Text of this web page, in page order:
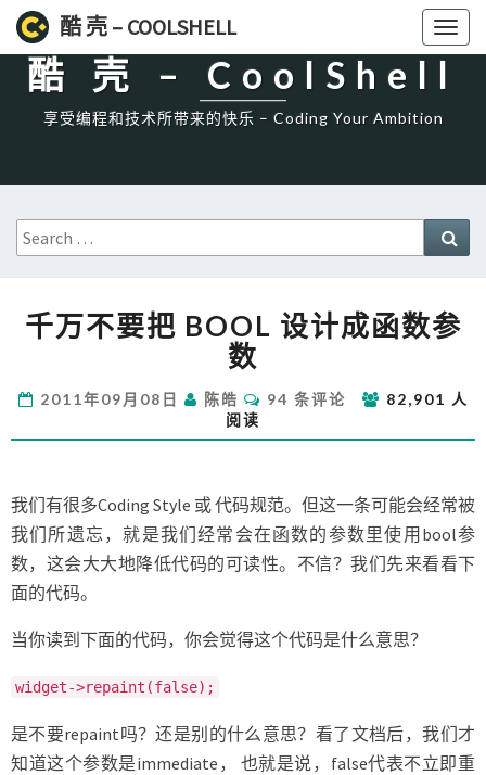
酷 壳 – COOLSHELL
High一下!
酷 壳 – CoolShell
享受编程和技术所带来的快乐 – Coding Your Ambition
Search
for:
万
不
要
把
BOOL
设
成
函
数
参
千万不要把 BOOL 设计成函数参
数
2011年09月08日 陈皓
评
论
94 条评论
82,901 人
阅读
我们有很多Coding Style 或 代码规范。但这一条可能会经常被
我们所遗忘，就是我们经常会在函数的参数里使用bool参
数，这会大大地降低代码的可读性。不信？我们先来看看下
面的代码。
当你读到下面的代码，你会觉得这个代码是什么意思？
widget->repaint(false);
是不要repaint吗？还是别的什么意思？看了文档后，我们才
知道这个参数是immediate， 也就是说，false代表不立即重